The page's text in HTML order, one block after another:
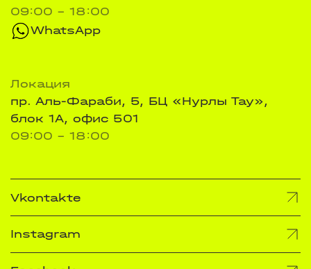
09:00 - 18:00
WhatsApp
Локация
пр. Аль-Фараби, 5, БЦ «Нурлы Тау»,
блок 1А, офис 501
09:00 - 18:00
Vkontakte
Instagram